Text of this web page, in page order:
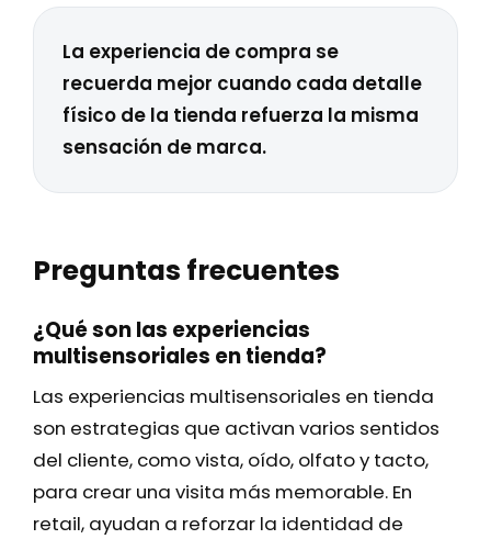
La experiencia de compra se
recuerda mejor cuando cada detalle
físico de la tienda refuerza la misma
sensación de marca.
Preguntas frecuentes
¿Qué son las experiencias
multisensoriales en tienda?
Las experiencias multisensoriales en tienda
son estrategias que activan varios sentidos
del cliente, como vista, oído, olfato y tacto,
para crear una visita más memorable. En
retail, ayudan a reforzar la identidad de